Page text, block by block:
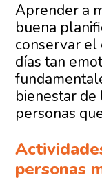
Aprender a
buena
conservar el
días tan
bienestar de
personas
personas